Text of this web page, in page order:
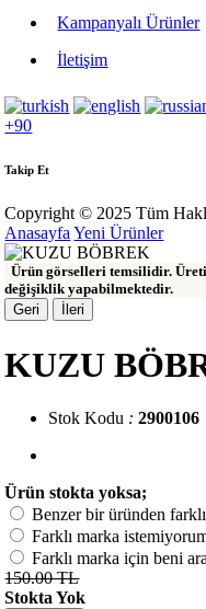
Kampanyalı Ürünler
İletişim
+90
Takip Et
Copyright © 2025 Tüm
Anasayfa Yeni Ürünler
Ürün görselleri temsilidir.
değişiklik yapabilmektedir.
Geri
İleri
KUZU
Stok Kodu : 2900106
Ürün stokta yoksa;
Benzer bir üründen
Farklı marka
Farklı marka için beni
150.00 TL
Stokta Yok